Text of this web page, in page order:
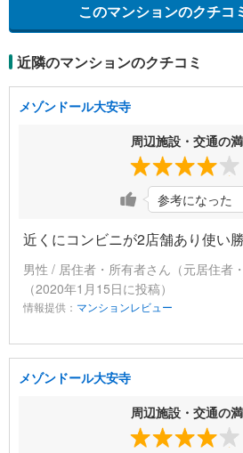
このマンションのクチコ
近隣のマンションのクチコミ
メゾンドール大安寺
周辺施設・交通の
参考になった
近くにコンビニが2店舗あり使い勝
男性 / 居住者・所有者さん（元居住者
（2020年1月15日に投稿）
情報提供： マンションレビュー
メゾンドール大安寺
周辺施設・交通の